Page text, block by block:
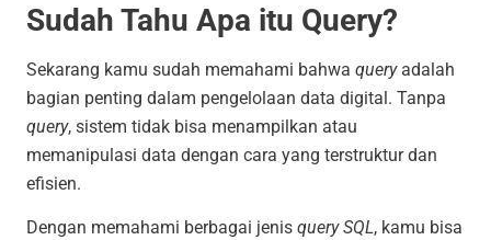
Sudah Tahu Apa itu Query?
Sekarang kamu sudah memahami bahwa queryadalah
bagian penting dalam pengelolaan data digital. Tanpa
query, sistem tidak bisa menampilkan atau
memanipulasi data dengan cara yang terstruktur dan
efisien.
Dengan memahami berbagai jenis query SQL, kamu bisa